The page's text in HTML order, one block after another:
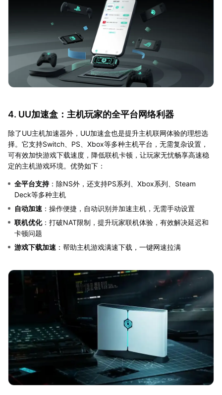
4. UU加速盒：主机玩家的全平台网络利器
除了UU主机加速器外，UU加速盒也是提升主机联网体验的理想选
择。它支持Switch、PS、Xbox等多种主机平台，无需复杂设置，
可有效加快游戏下载速度，降低联机卡顿，让玩家无忧畅享高速稳
定的主机游戏环境。优势如下：
全平台支持：除NS外，还支持PS系列、Xbox系列、Steam
Deck等多种主机
自动加速 ：操作便捷，自动识别并加速主机，无需手动设置
联机优化：打破NAT限制，提升玩家联机体验，有效解决延迟和
卡顿问题
游戏下载加速 ：帮助主机游戏满速下载，一键网速拉满